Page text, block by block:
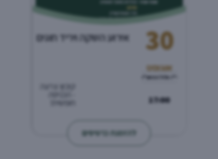
30
אוגוסט
י"ז אלול התשפ"ו
17:00
אירוע השקה ויריד חוגים
קיבוץ צרעה
חופשית!
להזמנת כרטיסים